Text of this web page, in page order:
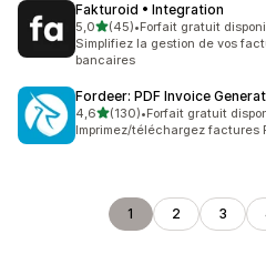
Fakturoid • Integration
5,0étoile(s) sur 5
(45)
45 avis au total
•Forfait gratuit
Simplifiez la gestion de vos
bancaires
Fordeer: PDF Invoice
4,6étoile(s) sur 5
(130)
130 avis au total
•Forfait gratuit
Imprimez/téléchargez factures
1 2 3